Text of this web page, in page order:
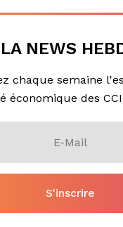
LA NEWS
chaque semaine
économique des